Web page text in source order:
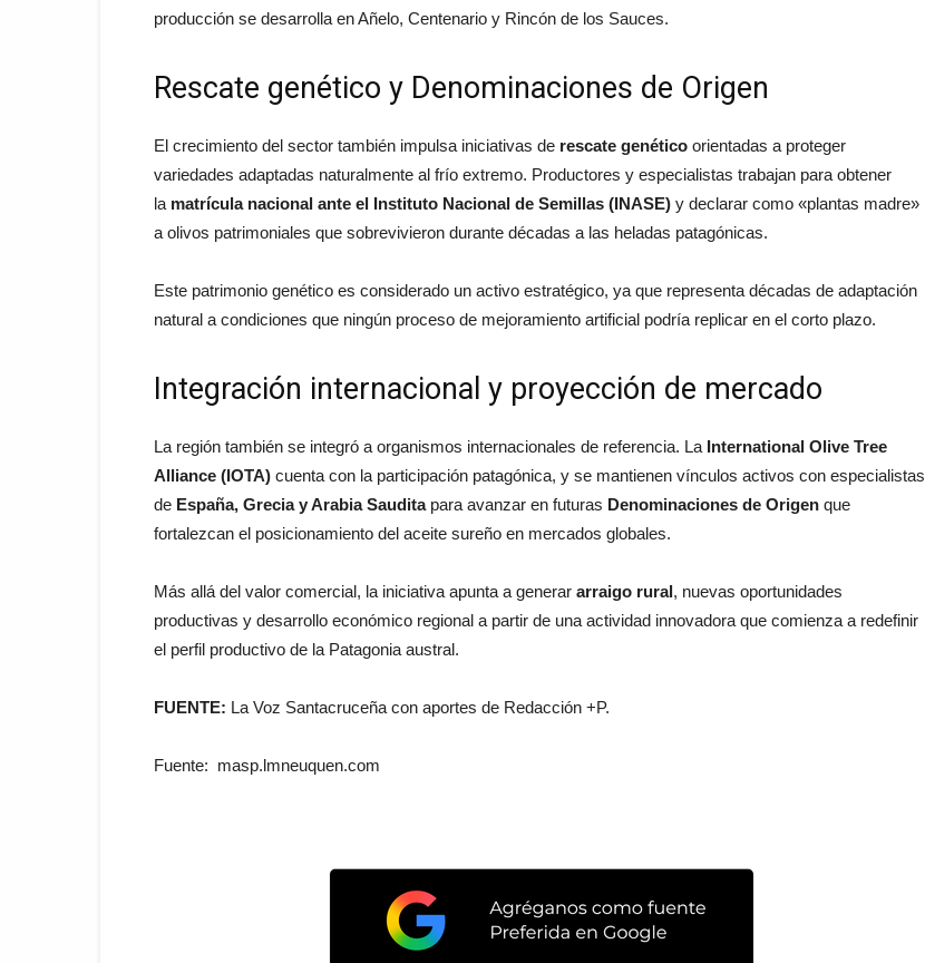
producción se desarrolla en Añelo, Centenario y Rincón de los Sauces.
Rescate genético y Denominaciones de Origen
El crecimiento del sector también impulsa iniciativas de rescate genético orientadas a proteger
variedades adaptadas naturalmente al frío extremo. Productores y especialistas trabajan para obtener
la matrícula nacional ante el Instituto Nacional de Semillas (INASE) y declarar como «plantas madre»
a olivos patrimoniales que sobrevivieron durante décadas a las heladas patagónicas.
Este patrimonio genético es considerado un activo estratégico, ya que representa décadas de adaptación
natural a condiciones que ningún proceso de mejoramiento artificial podría replicar en el corto plazo.
Integración internacional y proyección de mercado
La región también se integró a organismos internacionales de referencia. La International Olive Tree
Alliance (IOTA) cuenta con la participación patagónica, y se mantienen vínculos activos con especialistas
de España, Grecia y Arabia Sauditapara avanzar en futuras Denominaciones de Origen que
fortalezcan el posicionamiento del aceite sureño en mercados globales.
Más allá del valor comercial, la iniciativa apunta a generar arraigo rural, nuevas oportunidades
productivas y desarrollo económico regional a partir de una actividad innovadora que comienza a redefinir
el perfil productivo de la Patagonia austral.
FUENTE: La Voz Santacruceña con aportes de Redacción +P.
Fuente: masp.lmneuquen.com